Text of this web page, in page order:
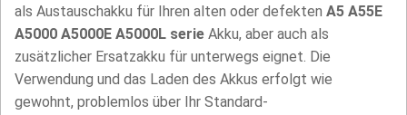
als Austauschakku für Ihren alten oder defekten A5 A55E
A5000 A5000E A5000L serie Akku, aber auch als
zusätzlicher Ersatzakku für unterwegs eignet. Die
Verwendung und das Laden des Akkus erfolgt wie
gewohnt, problemlos über Ihr Standard-